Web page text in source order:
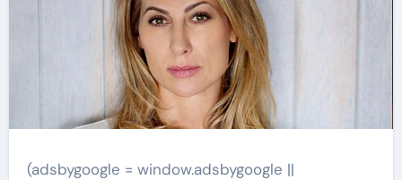
(adsbygoogle = window.adsbygoogle ||